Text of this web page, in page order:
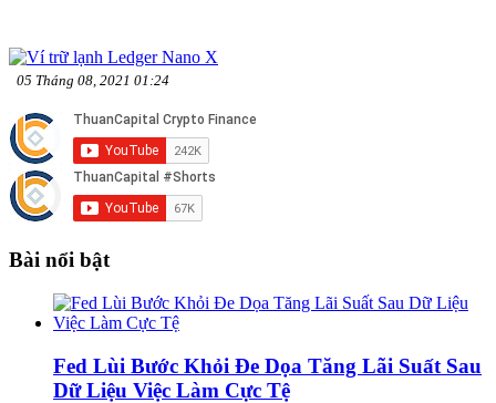
05 Tháng 08, 2021 01:24
Bài nổi bật
Fed Lùi Bước Khỏi Đe Dọa Tăng Lãi Suất Sau
Dữ Liệu Việc Làm Cực Tệ